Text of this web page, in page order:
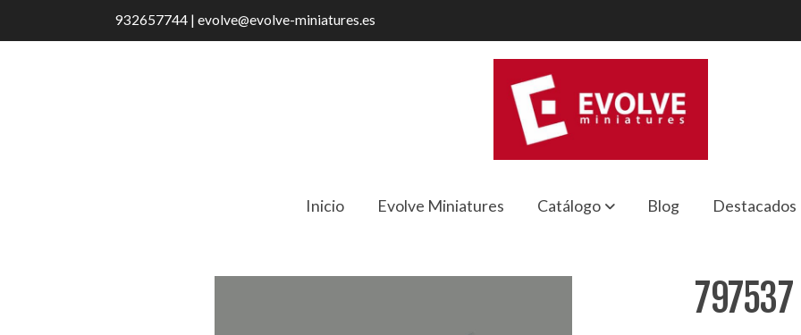
932657744 | evolve@evolve-miniatures.es
Inicio Evolve Miniatures Catálogo Blog Destacados